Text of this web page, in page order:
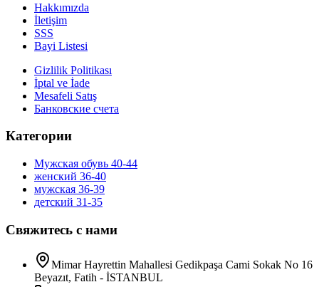
Hakkımızda
İletişim
SSS
Bayi Listesi
Gizlilik Politikası
İptal ve İade
Mesafeli Satış
Банковские счета
Категории
Мужская обувь 40-44
женский 36-40
мужская 36-39
детский 31-35
Свяжитесь с нами
Mimar Hayrettin Mahallesi Gedikpaşa Cami Sokak No 16
Beyazıt, Fatih - İSTANBUL